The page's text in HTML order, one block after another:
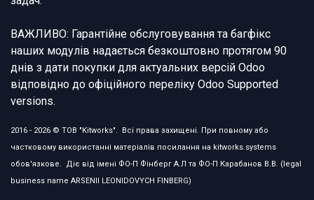
ВАЖЛИВО: Гарантійне обслуговування та багфікс
наших модулів надається безкоштовно протягом 90
днів з дати покупки для актуальних версій Odoo
відповідно до офіційного переліку Odoo Supported
versions.
2016 - 2026 © ТОВ "Kitworks". Всі права захищені. При повному або
частковому використанні матеріалів посилання на kitworks.systems
обов'язкове. Діє від імені ФО-П Фінберг А.Л та ФО-П Карабанов В.В. (legal
business name ARSENII LEONIDOVYCH FINBERG)